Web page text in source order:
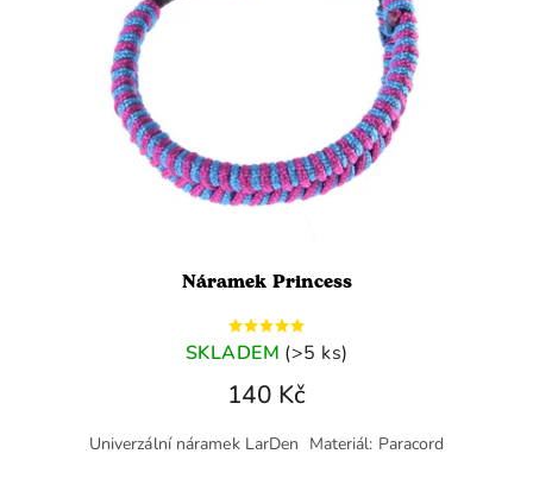
Náramek Princess
SKLADEM (>5 ks)
140 Kč
Univerzální náramek LarDen Materiál: Paracord